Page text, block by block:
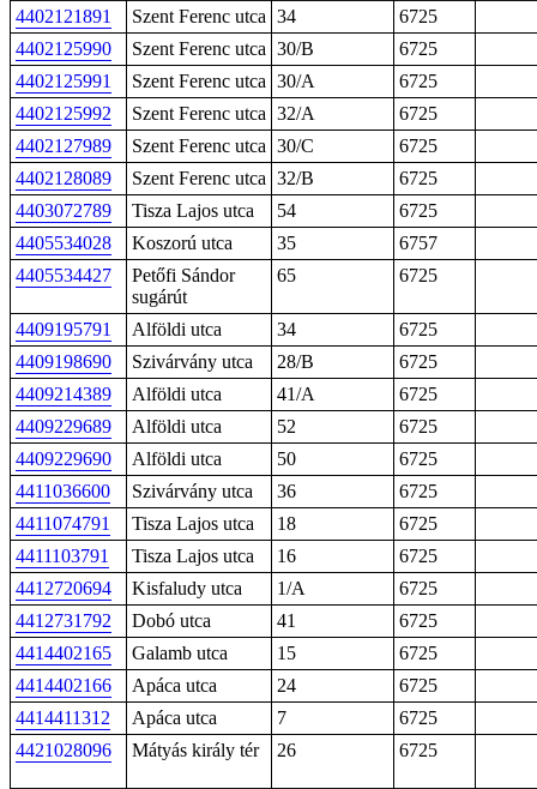
4402121891
Szent Ferenc utca 34
6725
4402125990
Szent Ferenc utca 30/B
6725
4402125991
Szent Ferenc utca 30/A
6725
4402125992
Szent Ferenc utca 32/A
6725
4402127989
Szent Ferenc utca 30/C
6725
4402128089
Szent Ferenc utca 32/B
6725
4403072789
Tisza Lajos utca 54
6725
4405534028
Koszorú utca 35
6757
4405534427
Petőfi Sándor
sugárút
65 6725
4409195791 Alföldi utca 34
6725
4409198690
Szivárvány utca 28/B
6725
4409214389
Alföldi utca 41/A
6725
4409229689
Alföldi utca 52
6725
4409229690
Alföldi utca 50
6725
4411036600
Szivárvány utca 36
6725
4411074791
Tisza Lajos utca 18
6725
4411103791
Tisza Lajos utca 16
6725
4412720694
Kisfaludy utca 1/A
6725
4412731792
Dobó utca 41
6725
4414402165
Galamb utca 15
6725
4414402166
Apáca utca 24
6725
4414411312
Apáca utca 7
6725
4421028096
Mátyás király tér 26 6725